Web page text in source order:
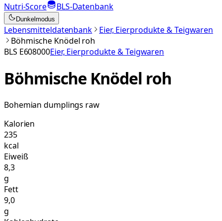
Nutri-Score
BLS-Datenbank
Dunkelmodus
Lebensmitteldatenbank
Eier, Eierprodukte & Teigwaren
Böhmische Knödel roh
BLS E608000Eier, Eierprodukte & Teigwaren
Böhmische Knödel roh
Bohemian dumplings raw
Kalorien
235
kcal
Eiweiß
8,3
g
Fett
9,0
g